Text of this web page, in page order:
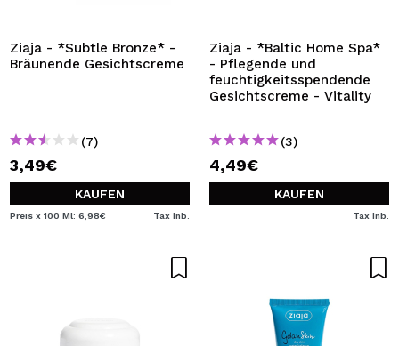
Ziaja - *Subtle Bronze* -
Bräunende Gesichtscreme
(7)
3,49€
KAUFEN
Preis x 100 Ml: 6,98€ Tax Inb.
Ziaja - *Baltic Home Spa*
- Pflegende und
feuchtigkeitsspendende
Gesichtscreme - Vitality
(3)
4,49€
KAUFEN
Tax Inb.